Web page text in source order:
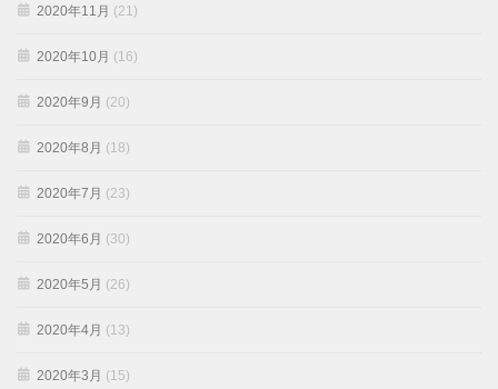
2020年11月 (21)
2020年10月 (16)
2020年9月 (20)
2020年8月 (18)
2020年7月 (23)
2020年6月 (30)
2020年5月 (26)
2020年4月 (13)
2020年3月 (15)